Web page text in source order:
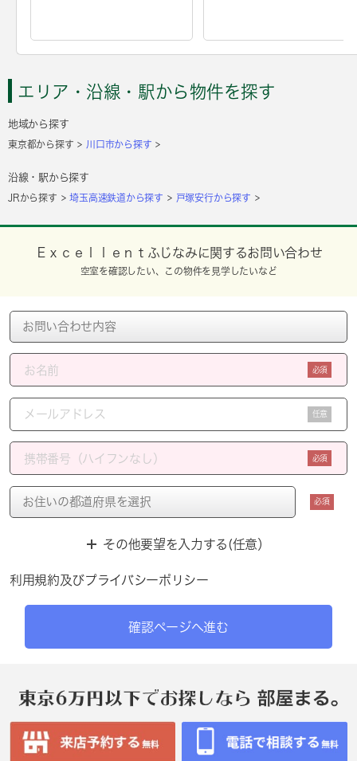
エリア・沿線・駅から物件を探す
地域から探す
東京都から探す 川口市から探す
沿線・駅から探す
JRから探す 埼玉高速鉄道から探す 戸塚安行から探す
Ｅｘｃｅｌｌｅｎｔふじなみに関するお問い合わせ
空室を確認したい、この物件を見学したいなど
必須
任意
必須
必須
その他要望を入力する(任意）
利用規約及びプライバシーポリシー
確認ページへ進む